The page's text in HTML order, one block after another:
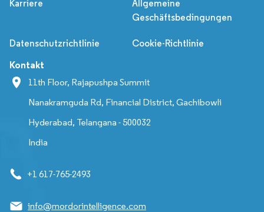
Karriere
Allgemeine
Geschäftsbedingungen
Datenschutzrichtlinie Cookie-Richtlinie
Kontakt
11th Floor, Rajapushpa Summit
Nanakramguda Rd, Financial District, Gachibowli
Hyderabad, Telangana - 500032
India
+1 617-765-2493
info@mordorintelligence.com